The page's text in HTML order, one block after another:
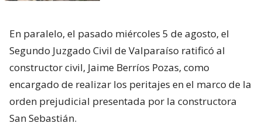
En paralelo, el pasado miércoles 5 de agosto, el
Segundo Juzgado Civil de Valparaíso ratificó al
constructor civil, Jaime Berríos Pozas, como
encargado de realizar los peritajes en el marco de la
orden prejudicial presentada por la constructora
San Sebastián.